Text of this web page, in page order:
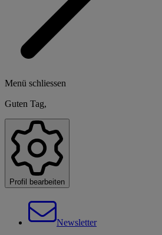
Menü schliessen
Guten Tag,
Profil bearbeiten
Newsletter